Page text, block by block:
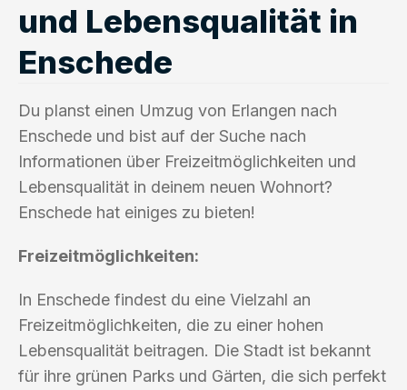
und Lebensqualität in
Enschede
Du planst einen Umzug von Erlangen nach
Enschede und bist auf der Suche nach
Informationen über Freizeitmöglichkeiten und
Lebensqualität in deinem neuen Wohnort?
Enschede hat einiges zu bieten!
Freizeitmöglichkeiten:
In Enschede findest du eine Vielzahl an
Freizeitmöglichkeiten, die zu einer hohen
Lebensqualität beitragen. Die Stadt ist bekannt
für ihre grünen Parks und Gärten, die sich perfekt